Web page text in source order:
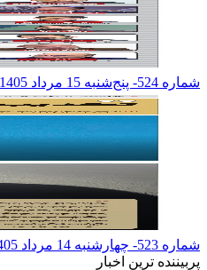
شماره 524- پنج‌شنبه 15 مرداد 1405
شماره 523- چهارشنبه 14 مرداد 1405
پربیننده ترین اخبار